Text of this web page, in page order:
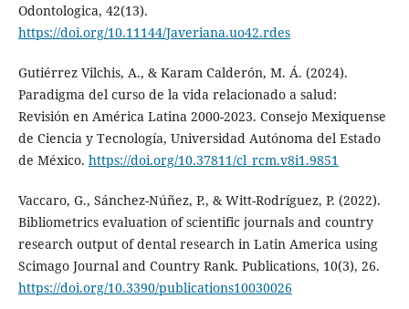
Odontologica, 42(13).
https://doi.org/10.11144/Javeriana.uo42.rdes
Gutiérrez Vilchis, A., & Karam Calderón, M. Á. (2024).
Paradigma del curso de la vida relacionado a salud:
Revisión en América Latina 2000-2023. Consejo Mexiquense
de Ciencia y Tecnología, Universidad Autónoma del Estado
de México. https://doi.org/10.37811/cl_rcm.v8i1.9851
Vaccaro, G., Sánchez-Núñez, P., & Witt-Rodríguez, P. (2022).
Bibliometrics evaluation of scientific journals and country
research output of dental research in Latin America using
Scimago Journal and Country Rank. Publications, 10(3), 26.
https://doi.org/10.3390/publications10030026